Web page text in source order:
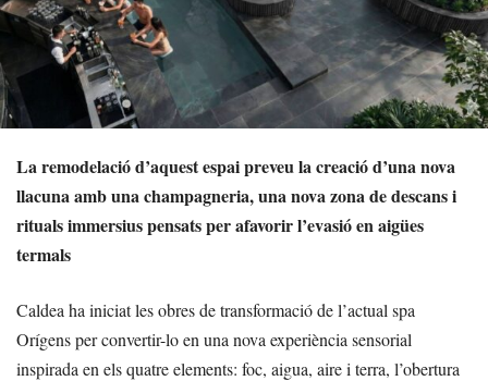
La remodelació d’aquest espai preveu la creació d’una nova
llacuna amb una champagneria, una nova zona de descans i
rituals immersius pensats per afavorir l’evasió en aigües
termals
Caldea ha iniciat les obres de transformació de l’actual spa
Orígens per convertir-lo en una nova experiència sensorial
inspirada en els quatre elements: foc, aigua, aire i terra, l’obertura